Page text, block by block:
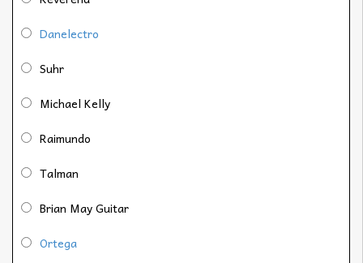
Danelectro
Suhr
Michael Kelly
Raimundo
Talman
Brian May Guitar
Ortega